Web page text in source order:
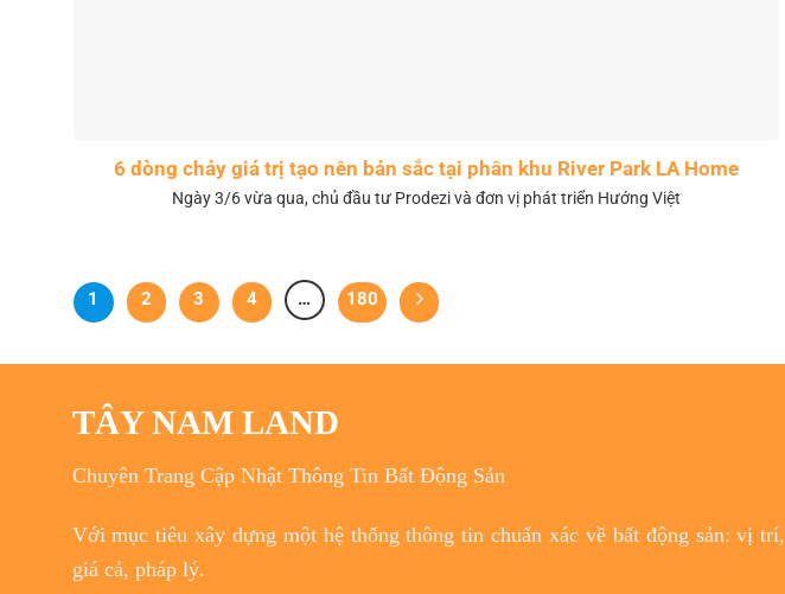
6 dòng chảy giá trị tạo nên bản sắc tại phân khu River Park LA Home
Ngày 3/6 vừa qua, chủ đầu tư Prodezi và đơn vị phát triển Hướng Việt
1 2 3 4 … 180
TÂY NAM LAND
Chuyên Trang Cập Nhật Thông Tin Bất Động Sản
Vớimục tiêu xây dựng một hệ thống thông tin chuẩn xác về bất động sản: vị trí,
giá cả, pháp lý.